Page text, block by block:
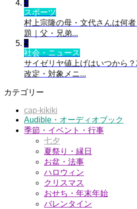
4
スポーツ
村上宗隆の母・文代さんは何
題｜父・兄弟...
5
社会・ニュース
サイゼリヤ値上げはいつから
改定・対象メニ...
カテゴリー
cap-kikiki
Audible・オーディオブック
季節・イベント・行事
七夕
夏祭り・縁日
お盆・法事
ハロウィン
クリスマス
おせち・年末年始
バレンタイン